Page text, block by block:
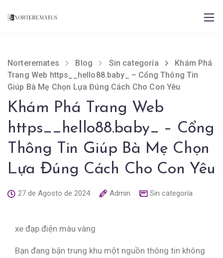
Norteremates Blog Sin categoría
Khám Phá
Trang Web https__hello88.baby_ – Cổng Thông Tin
Giúp Bà Mẹ Chọn Lựa Đúng Cách Cho Con Yêu
Khám Phá Trang Web
https__hello88.baby_ – Cổng
Thông Tin Giúp Bà Mẹ Chọn
Lựa Đúng Cách Cho Con Yêu
27 de Agosto de 2024 Admin Sin categoría
xe đạp điện màu vàng
Bạn đang bận trung khu một nguồn thông tin không